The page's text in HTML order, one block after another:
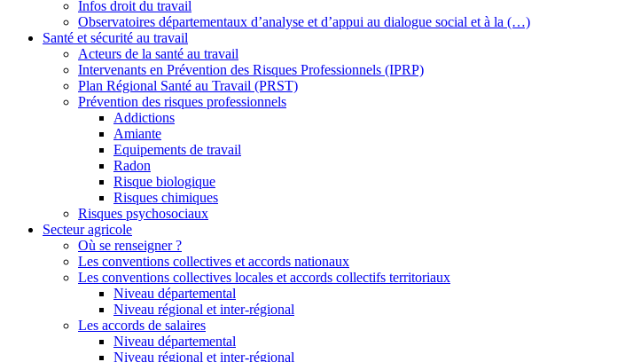
Infos droit du travail
Observatoires départementaux d’analyse et d’appui au dialogue social et à la (…)
Santé et sécurité au travail
Acteurs de la santé au travail
Intervenants en Prévention des Risques Professionnels (IPRP)
Plan Régional Santé au Travail (PRST)
Prévention des risques professionnels
Addictions
Amiante
Equipements de travail
Radon
Risque biologique
Risques chimiques
Risques psychosociaux
Secteur agricole
Où se renseigner ?
Les conventions collectives et accords nationaux
Les conventions collectives locales et accords collectifs territoriaux
Niveau départemental
Niveau régional et inter-régional
Les accords de salaires
Niveau départemental
Niveau régional et inter-régional